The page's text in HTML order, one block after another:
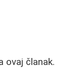
ovaj članak.